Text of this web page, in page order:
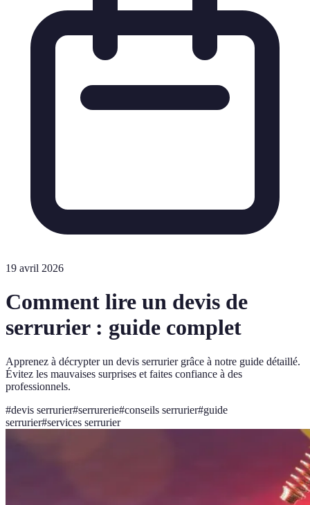
19 avril 2026
Comment lire un devis de
serrurier : guide complet
Apprenez à décrypter un devis serrurier grâce à notre guide détaillé.
Évitez les mauvaises surprises et faites confiance à des
professionnels.
#devis serrurier#serrurerie#conseils serrurier#guide
serrurier#services serrurier